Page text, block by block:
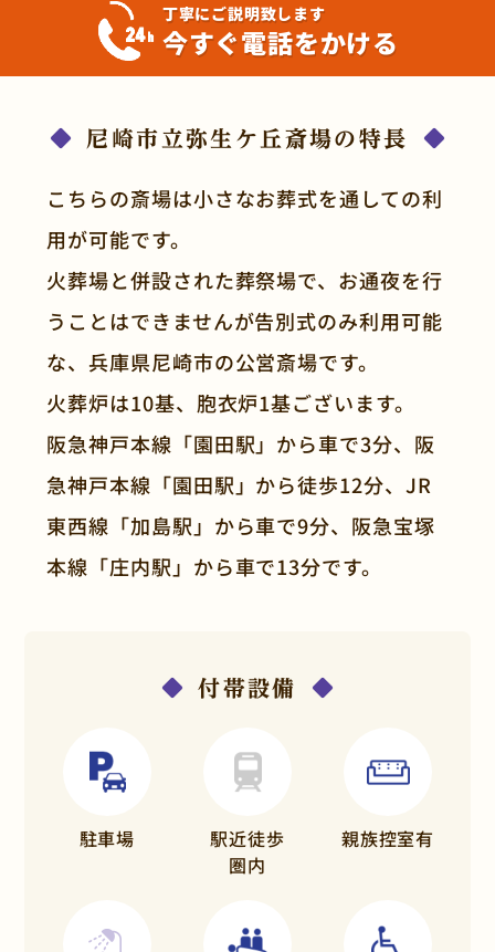
丁寧にご説明致します
今すぐ電話をかける
尼崎市立弥生ケ丘斎場の特長
こちらの斎場は小さなお葬式を通しての利
用が可能です。
火葬場と併設された葬祭場で、お通夜を行
うことはできませんが告別式のみ利用可能
な、兵庫県尼崎市の公営斎場です。
火葬炉は10基、胞衣炉1基ございます。
阪急神戸本線「園田駅」から車で3分、阪
急神戸本線「園田駅」から徒歩12分、JR
東西線「加島駅」から車で9分、阪急宝塚
本線「庄内駅」から車で13分です。
付帯設備
駐車場
駅近徒歩
圏内
親族控室有